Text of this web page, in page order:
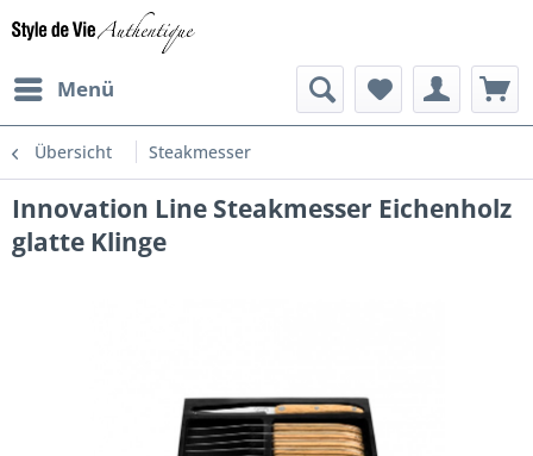
Menü
Übersicht Steakmesser
Innovation Line Steakmesser Eichenholz
glatte Klinge